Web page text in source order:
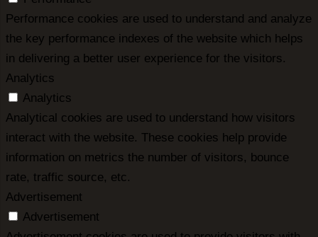
Performance cookies are used to understand and analyze
the key performance indexes of the website which helps
in delivering a better user experience for the visitors.
Analytics
Analytics
Analytical cookies are used to understand how visitors
interact with the website. These cookies help provide
information on metrics the number of visitors, bounce
rate, traffic source, etc.
Advertisement
Advertisement